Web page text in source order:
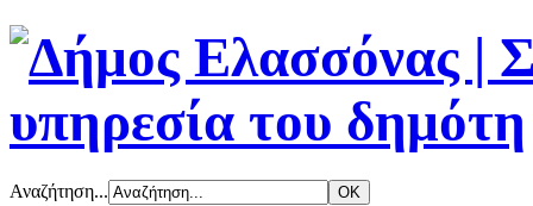
Αναζήτηση...